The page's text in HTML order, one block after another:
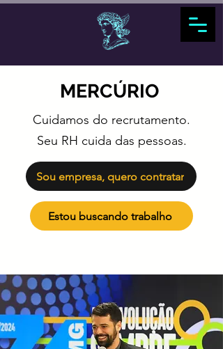
MERCÚRIO
Cuidamos do recrutamento.
Seu RH cuida das pessoas.
Sou empresa, quero contratar
Estou buscando trabalho